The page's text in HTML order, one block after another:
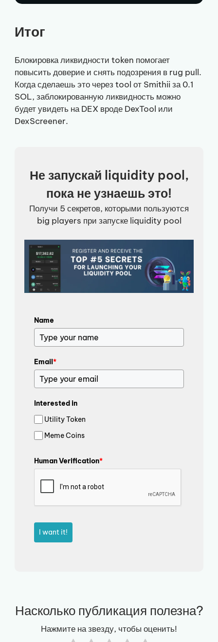
Итог
Блокировка ликвидности token помогает
повысить доверие и снять подозрения в rug pull.
Когда сделаешь это через tool от Smithii за 0.1
SOL, заблокированную ликвидность можно
будет увидеть на DEX вроде DexTool или
DexScreener.
Не запускай liquidity pool,
пока не узнаешь это!
Получи 5 секретов, которыми пользуются
big players при запуске liquidity pool
Name
Email*
Interested in
Utility Token
Meme Coins
Human Verification*
I want it!
Насколько публикация полезна?
Нажмите на звезду, чтобы оценить!